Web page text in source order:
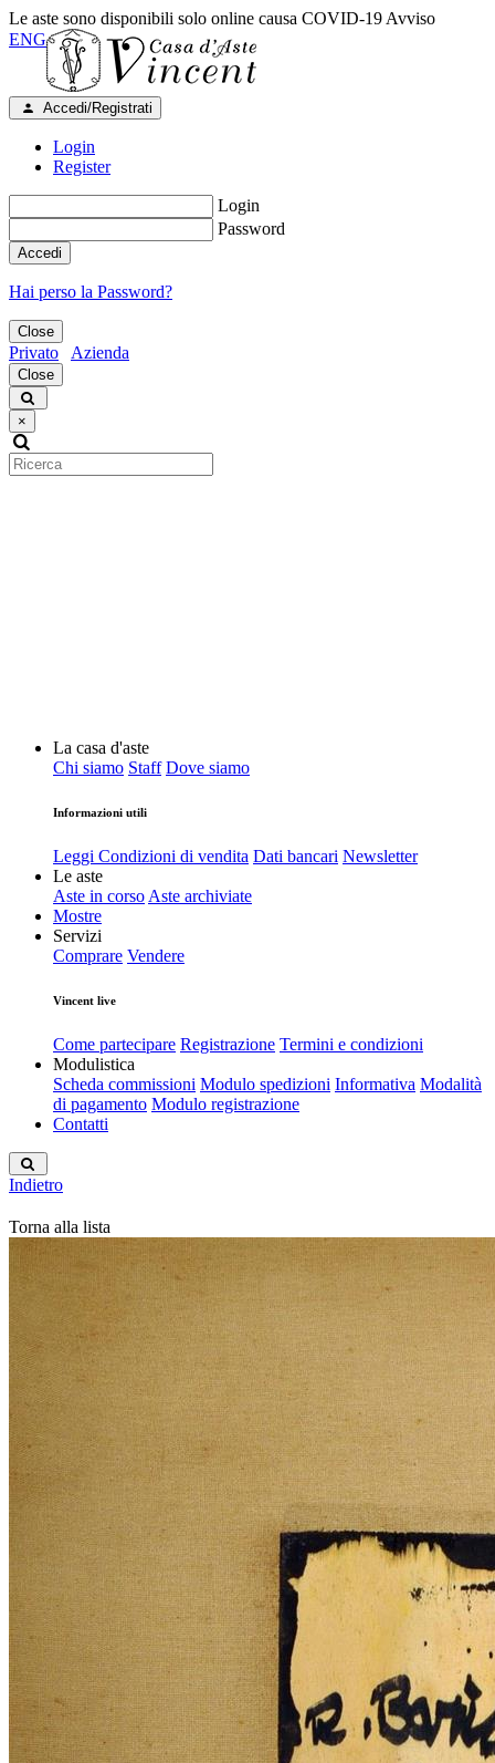
Le aste sono disponibili solo online causa COVID-19 Avviso
ENG
Accedi/Registrati
Login
Register
Login
Password
Accedi
Hai perso la Password?
Close
Privato Azienda
Close
×
La casa d'aste
Chi siamo Staff Dove siamo
Informazioni utili
Leggi Condizioni di vendita Dati bancari Newsletter
Le aste
Aste in corso Aste archiviate
Mostre
Servizi
Comprare Vendere
Vincent live
Come partecipare Registrazione Termini e condizioni
Modulistica
Scheda commissioni Modulo spedizioni Informativa Modalità
di pagamento Modulo registrazione
Contatti
Indietro
Torna alla lista